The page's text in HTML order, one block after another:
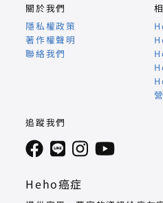
Heho癌症
關於我們
隱私權政策
著作權聲明
聯絡我們
追蹤我們